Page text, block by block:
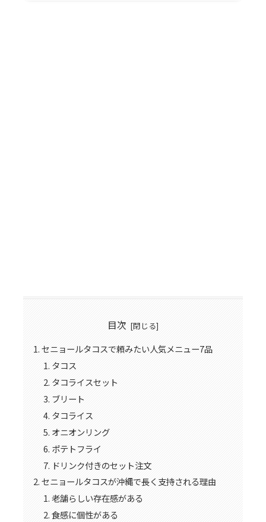
目次
セニョールタコスで頼みたい人気メニュー7品
タコス
タコライスセット
ブリート
タコライス
オニオンリング
ポテトフライ
ドリンク付きのセット注文
セニョールタコスが沖縄で長く支持される理由
老舗らしい存在感がある
食感に個性がある